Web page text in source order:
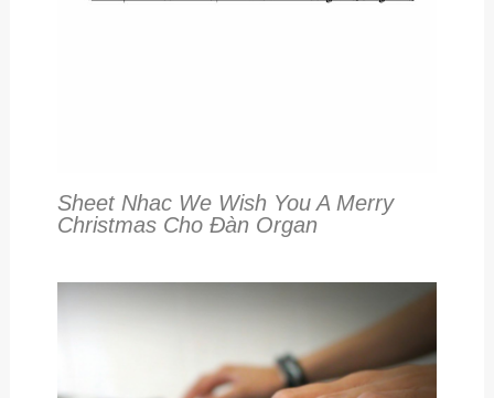
Sheet Nhac We Wish You A Merry
Christmas Cho Đàn Organ